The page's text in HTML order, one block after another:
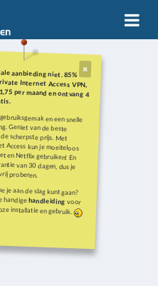
aanbieding niet. 85%
Internet Access VPN,
per maand en ontvang 4
en een snelle
Geniet van de beste
de scherpste prijs. Met
Access kun je moeiteloos
en Netflix gebruiken! En
van 30 dagen, dus je
proberen.
je aan de slag kunt gaan?
handigehandleiding voor
installatie en gebruik.